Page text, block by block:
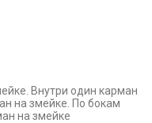
Внутри один карман
на змейке. По бокам
на змейке